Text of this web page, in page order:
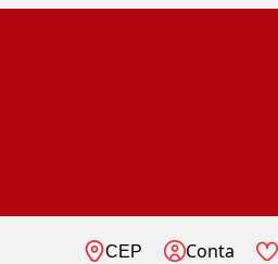
CEP Conta